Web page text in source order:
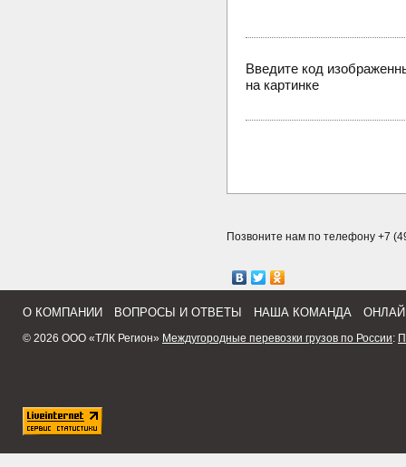
Введите код
на картинке
Позвоните нам по телефону +7
О КОМПАНИИ ВОПРОСЫ И ОТВЕТЫ НАША КОМАНДА
© 2026 ООО «ТЛК Регион» Междугородные перевозки грузов по России: